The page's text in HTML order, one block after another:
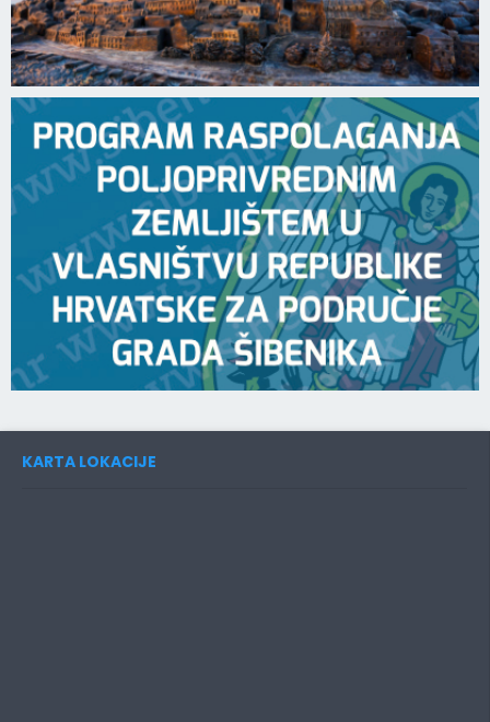
KARTA LOKACIJE